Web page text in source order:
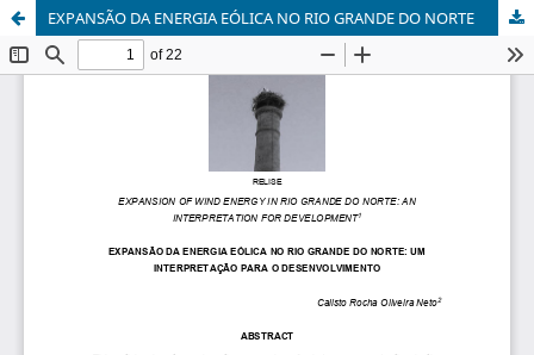
EXPANSÃO DA ENERGIA EÓLICA NO RIO GRANDE DO NORTE